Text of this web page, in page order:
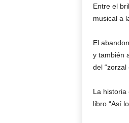
Entre el
musical a
El
y también
del
La historia
libro “Así